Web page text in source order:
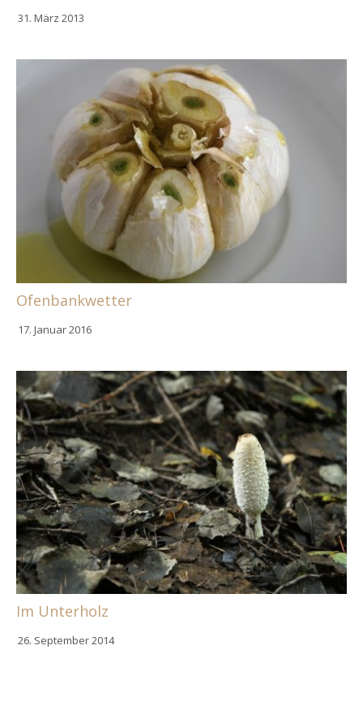
31. März 2013
Ofenbankwetter
17. Januar 2016
Im Unterholz
26. September 2014